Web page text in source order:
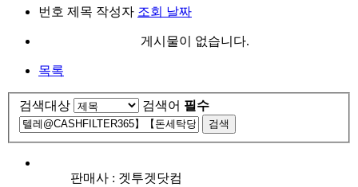
번호 제목 작성자 조회 날짜
게시물이 없습니다.
목록
검색대상 검색어 필수
검색
판매사 : 겟투겟닷컴